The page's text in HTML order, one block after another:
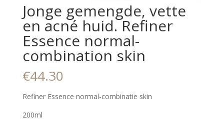
Jonge gemengde, vette
en acné huid. Refiner
Essence normal-
combination skin
€44.30
Refiner Essence normal-combinatie skin
200ml